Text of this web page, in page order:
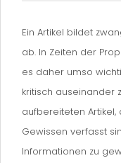
Ein Artikel bildet
ab. In Zeiten der
es daher umso
kritisch auseinander
aufbereiteten
Gewissen verfasst
Informationen zu